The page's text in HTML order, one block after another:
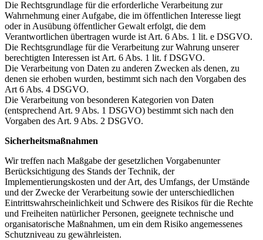
Die Rechtsgrundlage für die erforderliche Verarbeitung zur
Wahrnehmung einer Aufgabe, die im öffentlichen Interesse liegt
oder in Ausübung öffentlicher Gewalt erfolgt, die dem
Verantwortlichen übertragen wurde ist Art. 6 Abs. 1 lit. e DSGVO.
Die Rechtsgrundlage für die Verarbeitung zur Wahrung unserer
berechtigten Interessen ist Art. 6 Abs. 1 lit. f DSGVO.
Die Verarbeitung von Daten zu anderen Zwecken als denen, zu
denen sie erhoben wurden, bestimmt sich nach den Vorgaben des
Art 6 Abs. 4 DSGVO.
Die Verarbeitung von besonderen Kategorien von Daten
(entsprechend Art. 9 Abs. 1 DSGVO) bestimmt sich nach den
Vorgaben des Art. 9 Abs. 2 DSGVO.
Sicherheitsmaßnahmen
Wir treffen nach Maßgabe der gesetzlichen Vorgabenunter
Berücksichtigung des Stands der Technik, der
Implementierungskosten und der Art, des Umfangs, der Umstände
und der Zwecke der Verarbeitung sowie der unterschiedlichen
Eintrittswahrscheinlichkeit und Schwere des Risikos für die Rechte
und Freiheiten natürlicher Personen, geeignete technische und
organisatorische Maßnahmen, um ein dem Risiko angemessenes
Schutzniveau zu gewährleisten.